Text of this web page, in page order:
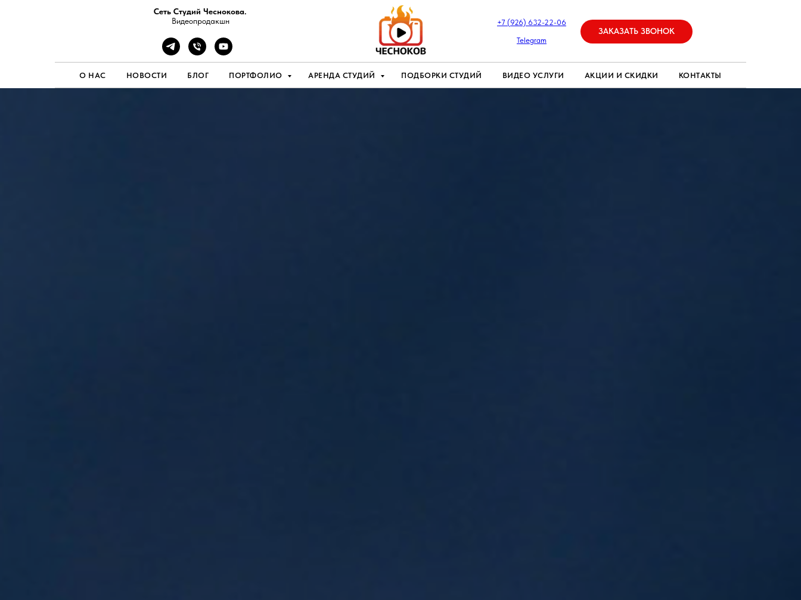
Сеть Студий Чеснокова.
Видеопродакшн
+7 (926) 632-22-06
Telegram
ЗАКАЗАТЬ ЗВОНОК
О НАС НОВОСТИ БЛОГ ПОРТФОЛИО АРЕНДА СТУДИЙ ПОДБОРКИ СТУДИЙ ВИДЕО УСЛУГИ АКЦИИ И СКИДКИ КОНТАКТЫ